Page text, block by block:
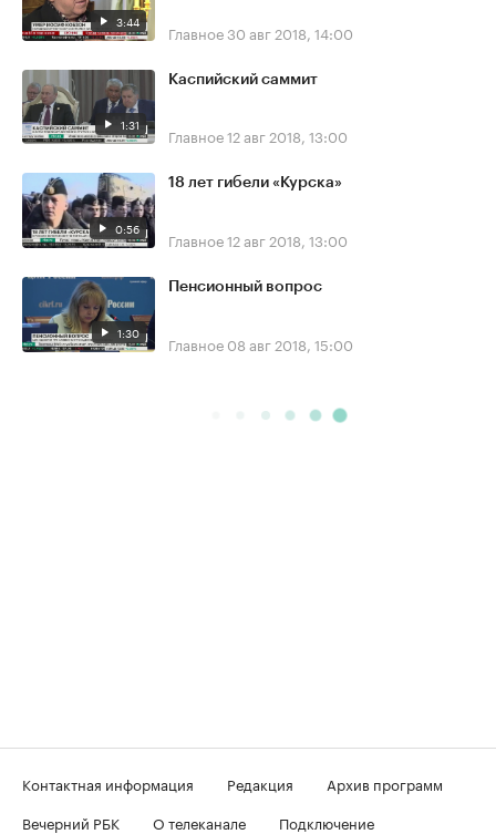
3:44 Главное30 авг 2018, 14:00
1:31
Каспийский саммит
Главное12 авг 2018, 13:00
0:56
18 лет гибели «Курска»
Главное12 авг 2018, 13:00
1:30
Пенсионный вопрос
Главное 08 авг 2018, 15:00
Контактная информация Редакция
Архив программ
Вечерний РБК
О телеканале
Подключение